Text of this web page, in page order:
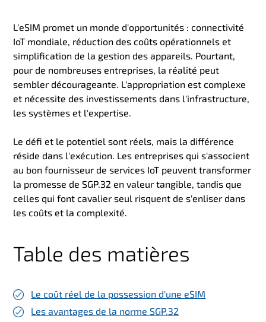
L'eSIM promet un monde d'opportunités : connectivité
IoT mondiale, réduction des coûts opérationnels et
simplification de la gestion des appareils. Pourtant,
pour de nombreuses entreprises, la réalité peut
sembler décourageante. L'appropriation est complexe
et nécessite des investissements dans l'infrastructure,
les systèmes et l'expertise.
Le défi et le potentiel sont réels, mais la différence
réside dans l'exécution. Les entreprises qui s'associent
au bon fournisseur de services IoT peuvent transformer
la promesse de SGP.32 en valeur tangible, tandis que
celles qui font cavalier seul risquent de s'enliser dans
les coûts et la complexité.
Table des matières
Le coût réel de la possession d'une eSIM
Les avantages de la norme SGP.32